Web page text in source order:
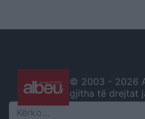
© 2003 - 2026
gjitha të drejtat